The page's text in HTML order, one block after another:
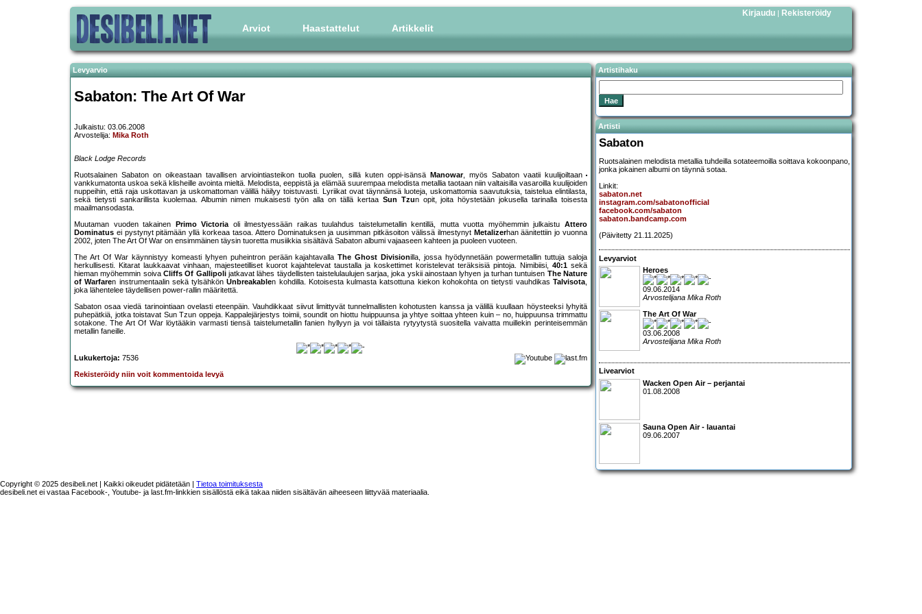
Arviot Haastattelut Artikkelit
Kirjaudu | Rekisteröidy
Levyarvio
Sabaton: The Art Of War
Julkaistu: 03.06.2008
Arvostelija: Mika Roth
Black Lodge Records
Ruotsalainen Sabaton on oikeastaan tavallisen arviointiasteikon tuolla puolen, sillä kuten oppi-isänsä
Manowar, myös Sabaton vaatii kuulijoiltaan
vankkumatonta uskoa sekä klisheille avointa mieltä. Melodista, eeppistä ja elämää suurempaa melodista metallia taotaan niin valtaisilla vasaroilla kuulijoiden
nuppeihin, että raja uskottavan ja uskomattoman välillä häilyy toistuvasti. Lyriikat ovat täynnänsä luoteja, uskomattomia saavutuksia, taistelua elintilasta,
sekä tietysti sankarillista kuolemaa. Albumin nimen mukaisesti työn alla on tällä kertaa Sun Tzun opit, joita höystetään jokusella tarinalla toisesta
maailmansodasta.
Muutaman vuoden takainen
Primo Victoriaoli ilmestyessään raikas tuulahdus taistelumetallin kentillä, mutta vuotta myöhemmin julkaistu Attero
Dominatus ei pystynyt pitämään yllä korkeaa tasoa. Attero Dominatuksen ja uusimman pitkäsoiton välissä ilmestynyt Metalizerhan äänitettiin jo vuonna
2002, joten The Art Of War on ensimmäinen täysin tuoretta musiikkia sisältävä Sabaton albumi vajaaseen kahteen ja puoleen vuoteen.
The Art Of War käynnistyy komeasti lyhyen puheintron perään kajahtavallaThe Ghost Divisionilla, jossa hyödynnetään powermetallin tuttuja saloja
herkullisesti. Kitarat laukkaavat vinhaan, majesteetilliset kuorot kajahtelevat taustalla ja koskettimet koristelevat teräksisiä pintoja. Nimibiisi, 40:1sekä
hieman myöhemmin soiva Cliffs Of Gallipolijatkavat lähes täydellisten taistelulaulujen sarjaa, joka yskii ainostaan lyhyen ja turhan tuntuisen The Nature
of Warfaren instrumentaalin sekä tylsähkönUnbreakablen kohdilla. Kotoisesta kulmasta katsottuna kiekon kohokohta on tietysti vauhdikas Talvisota,
joka lähentelee täydellisen power-rallin määritettä.
Sabaton osaa viedä tarinointiaan ovelasti eteenpäin. Vauhdikkaat siivut limittyvät tunnelmallisten kohotusten kanssa ja välillä kuullaan höysteeksi lyhyitä
puhepätkiä, jotka toistavat Sun Tzun oppeja. Kappalejärjestys toimii, soundit on hiottu huippuunsa ja yhtye soittaa yhteen kuin – no, huippuunsa trimmattu
sotakone. The Art Of War löytääkin varmasti tiensä taistelumetallin fanien hyllyyn ja voi tällaista rytyytystä suositella vaivatta muillekin perinteisemmän
metallin faneille.
Lukukertoja: 7536
Rekisteröidy niin voit kommentoida levyä
Artistihaku
Artisti
Sabaton
Ruotsalainen melodista metallia tuhdeilla sotateemoilla soittava kokoonpano,
jonka jokainen albumi on täynnä sotaa.
Linkit:
sabaton.net
instagram.com/sabatonofficial
facebook.com/sabaton
sabaton.bandcamp.com
(Päivitetty 21.11.2025)
Levyarviot
Heroes
09.06.2014
Arvostelijana Mika Roth
The Art Of War
03.06.2008
Arvostelijana Mika Roth
Livearviot
Wacken Open Air – perjantai
01.08.2008
Sauna Open Air - lauantai
09.06.2007
Copyright © 2025 desibeli.net | Kaikki oikeudet pidätetään | Tietoa toimituksesta
desibeli.net ei vastaa Facebook-, Youtube- ja last.fm-linkkien sisällöstä eikä takaa niiden sisältävän aiheeseen liittyvää materiaalia.